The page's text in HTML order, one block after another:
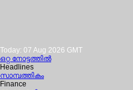
Today: 07 Aug 2026 GMT
ഒറ്റ നോട്ടത്തില്‍
Headlines
സാമ്പത്തികം
Finance